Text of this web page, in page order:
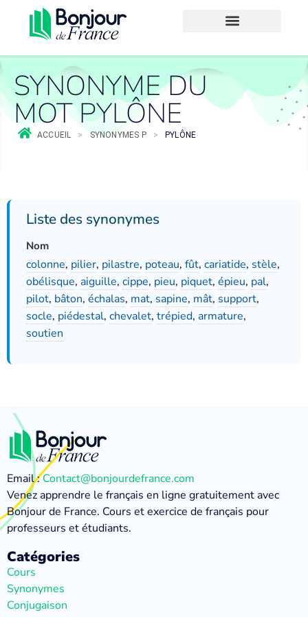
SYNONYME DU
MOT PYLÔNE
ACCUEIL > SYNONYMES P > PYLÔNE
Liste des synonymes
Nom
colonne, pilier, pilastre, poteau, fût, cariatide, stèle,
obélisque, aiguille, cippe, pieu, piquet, épieu, pal,
pilot, bâton, échalas, mat, sapine, mât, support,
socle, piédestal, chevalet, trépied, armature,
soutien
Email :Contact@bonjourdefrance.com
Venez apprendre le français en ligne gratuitement avec
Bonjour de France. Cours et exercice de français pour
professeurs et étudiants.
Catégories
Cours
Synonymes
Conjugaison